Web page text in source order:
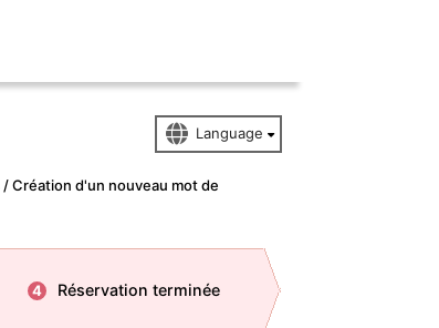
Création d'un nouveau mot de
4 Réservation terminée